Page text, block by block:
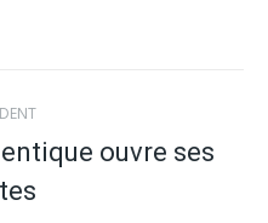
précédent
ouvre ses